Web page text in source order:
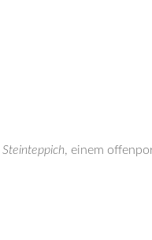
Steinteppich, einem